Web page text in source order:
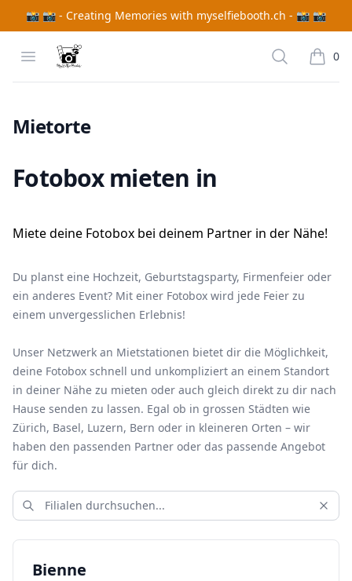
📸 📸 - Creating Memories with myselfiebooth.ch - 📸 📸
Open menu
MySelfieBooth Search 0
items
Mietorte
Fotobox mieten in
Miete deine Fotobox bei deinem Partner in der Nähe!
Du planst eine Hochzeit, Geburtstagsparty, Firmenfeier oder
ein anderes Event? Mit einer Fotobox wird jede Feier zu
einem unvergesslichen Erlebnis!
Unser Netzwerk an Mietstationen bietet dir die Möglichkeit,
deine Fotobox schnell und unkompliziert an einem Standort
in deiner Nähe zu mieten oder auch gleich direkt zu dir nach
Hause senden zu lassen. Egal ob in grossen Städten wie
Zürich, Basel, Luzern, Bern oder in kleineren Orten – wir
haben den passenden Partner oder das passende Angebot
für dich.
Bienne